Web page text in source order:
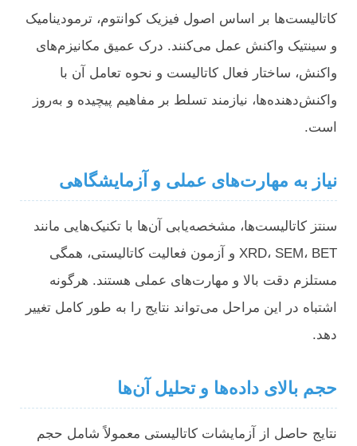
کاتالیست‌ها بر اساس اصول فیزیک کوانتوم، ترمودینامیک
و سینتیک واکنش عمل می‌کنند. درک عمیق مکانیزم‌های
واکنش، ساختار فعال کاتالیست و نحوه تعامل آن با
واکنش‌دهنده‌ها، نیازمند تسلط بر مفاهیم پیچیده و به‌روز
است.
نیاز به مهارت‌های عملی و آزمایشگاهی
سنتز کاتالیست‌ها، مشخصه‌یابی آن‌ها با تکنیک‌هایی مانند
XRD، SEM، BET و آزمون فعالیت کاتالیستی، همگی
مستلزم دقت بالا و مهارت‌های عملی هستند. هرگونه
اشتباه در این مراحل می‌تواند نتایج را به طور کامل تغییر
دهد.
حجم بالای داده‌ها و تحلیل آن‌ها
نتایج حاصل از آزمایشات کاتالیستی معمولاً شامل حجم